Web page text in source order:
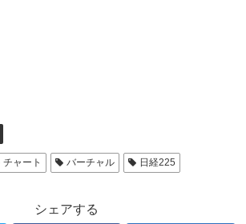
チャート バーチャル 日経225
シェアする